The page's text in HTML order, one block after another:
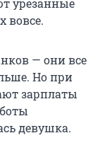
урезанные
вовсе.
— они все
Но при
зарплаты
девушка.